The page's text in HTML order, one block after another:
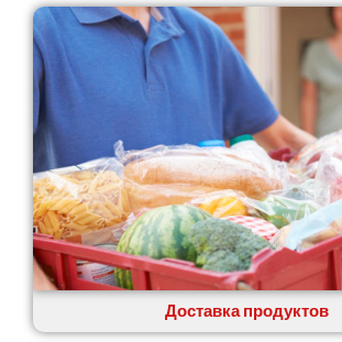
Доставка продуктов